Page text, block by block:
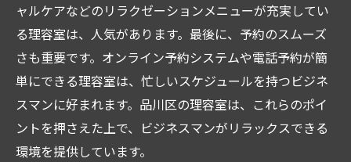
ビジネスマンの疲れを癒すマッサージメニ
ュー
プロの技術でスタイリッシュに品川区のおすす
め理容室
品川区で評判の高い理容室
プロフェッショナルな技術を持つスタッフ
ャルケアなどのリラクゼーションメニューが充実してい
る理容室は、人気があります。最後に、予約のスムーズ
さも重要です。オンライン予約システムや電話予約が簡
単にできる理容室は、忙しいスケジュールを持つビジネ
スマンに好まれます。品川区の理容室は、これらのポイ
ントを押さえた上で、ビジネスマンがリラックスできる
環境を提供しています。